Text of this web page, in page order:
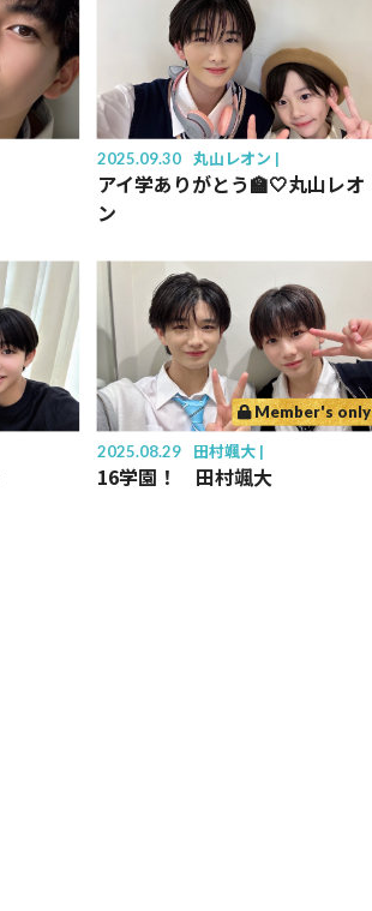
2025.09.30 丸山レオン
アイ学ありがとう🏫🤍丸山レオ
ン
Member's only
2025.08.29 田村颯大
16学園！ 田村颯大